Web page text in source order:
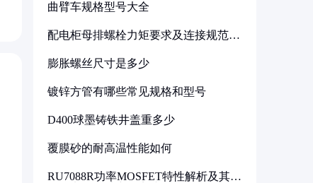
曲臂车规格型号大全
配电柜母排螺栓力矩要求及连接规范详
膨胀螺丝尺寸是多少
镀锌方管有哪些常见规格和型号
D400球墨铸铁井盖重多少
覆膜砂的耐高温性能如何
RU7088R功率MOSFET特性解析及其在